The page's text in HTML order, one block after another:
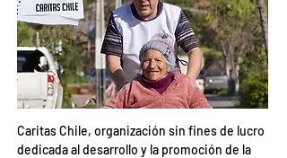
Caritas Chile, organización sin fines de lucro
dedicada al desarrollo y la promoción de la